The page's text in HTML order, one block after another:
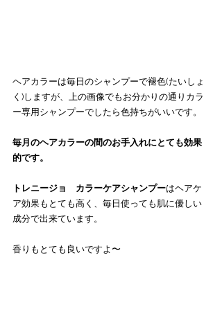
ヘアカラーは毎日のシャンプーで褪色(たいしょ
く)しますが、上の画像でもお分かりの通りカラ
ー専用シャンプーでしたら色持ちがいいです。
毎月のヘアカラーの間のお手入れにとても効果
的です。
トレニージョ　カラーケアシャンプーはヘアケ
ア効果もとても高く、毎日使っても肌に優しい
成分で出来ています。
香りもとても良いですよ〜